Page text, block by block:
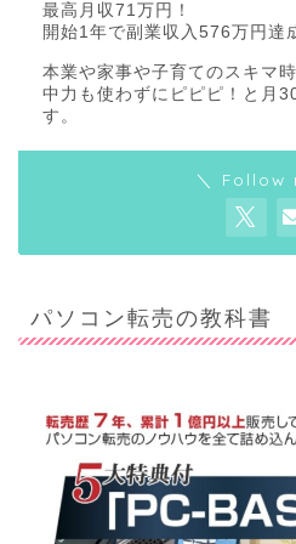
最高月収71万円！
開始1年で副業収入576万円達
本業や家事や子育てのスキマ
中力も使わずにピピピ！と月
す。
＼ Follow
パソコン転売の教科書